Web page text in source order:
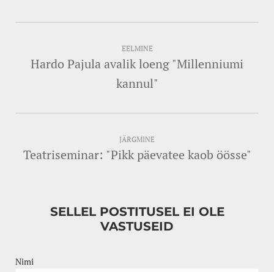
EELMINE
Hardo Pajula avalik loeng "Millenniumi
kannul"
JÄRGMINE
Teatriseminar: "Pikk päevatee kaob öösse"
SELLEL POSTITUSEL EI OLE
VASTUSEID
Nimi